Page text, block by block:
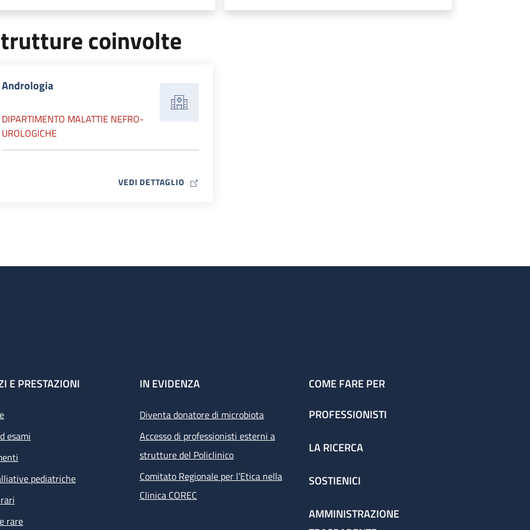
coinvolte
Andrologia
DIPARTIMENTO MALATTIE NEFRO-
UROLOGICHE
VEDI DETTAGLIOMAP ICON
E PRESTAZIONI
esami
pediatriche
rare
IN EVIDENZA
Diventa donatore di microbiota
Accesso di professionisti esterni a
strutture del Policlinico
Comitato Regionale per l’Etica nella
Clinica COREC
COME FARE PER
PROFESSIONISTI
LA RICERCA
SOSTIENICI
AMMINISTRAZIONE